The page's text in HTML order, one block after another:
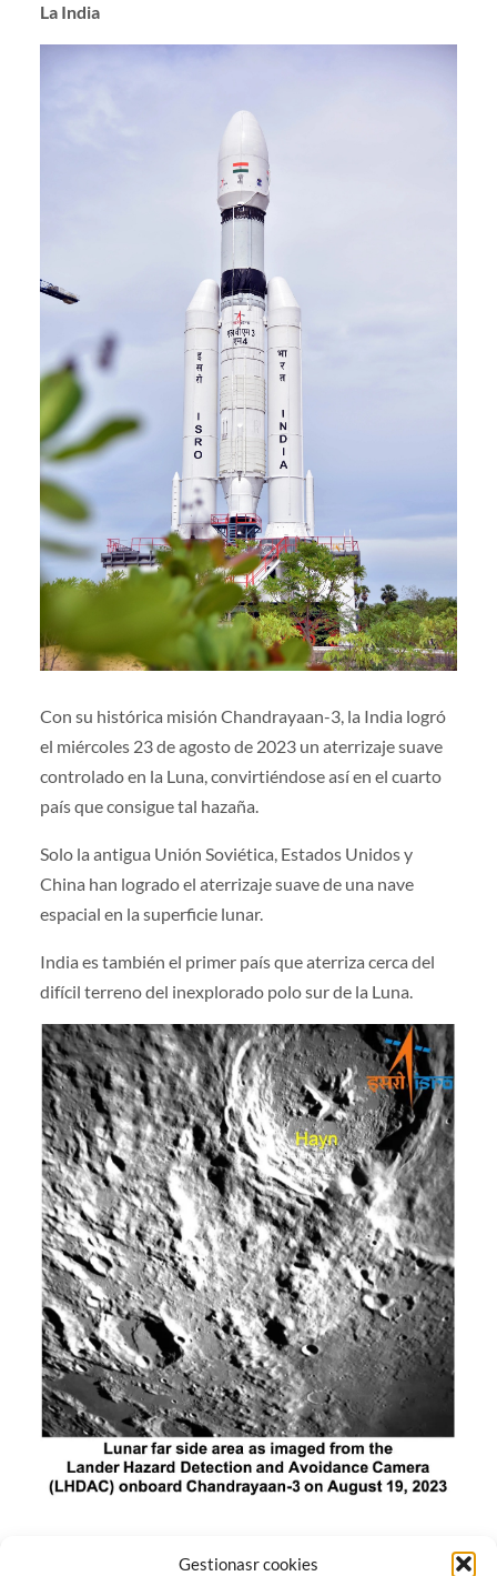
Gestionasr cookies
La India
Con su histórica misión Chandrayaan-3, la India logró
el miércoles 23 de agosto de 2023 un aterrizaje suave
controlado en la Luna, convirtiéndose así en el cuarto
país que consigue tal hazaña.
Solo la antigua Unión Soviética, Estados Unidos y
China han logrado el aterrizaje suave de una nave
espacial en la superficie lunar.
India es también el primer país que aterriza cerca del
difícil terreno del inexplorado polo sur de la Luna.